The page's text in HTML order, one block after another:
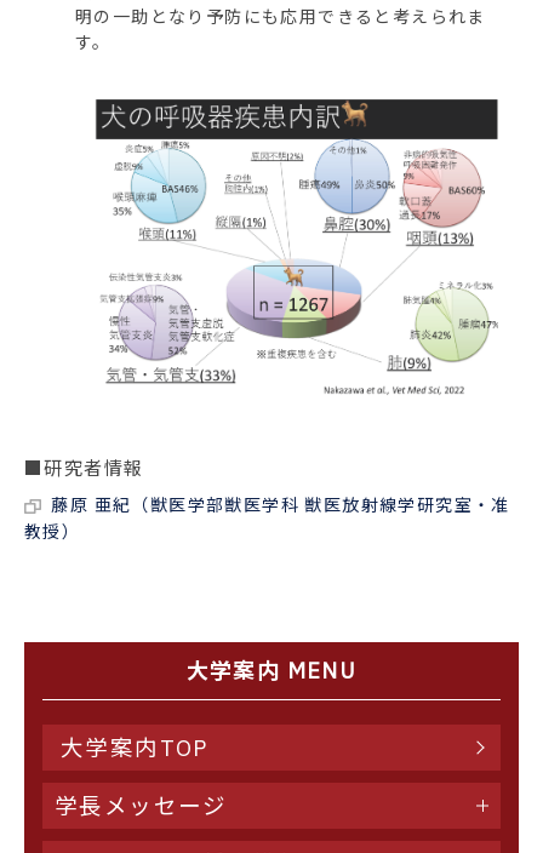
明の一助となり予防にも応用できると考えられま
す。
■研究者情報
藤原 亜紀（獣医学部獣医学科 獣医放射線学研究室・准
教授）
大学案内 MENU
大学案内TOP
学長メッセージ